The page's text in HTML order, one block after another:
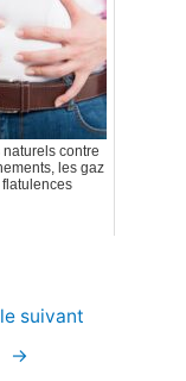
naturels contre
les gaz
suivant
→